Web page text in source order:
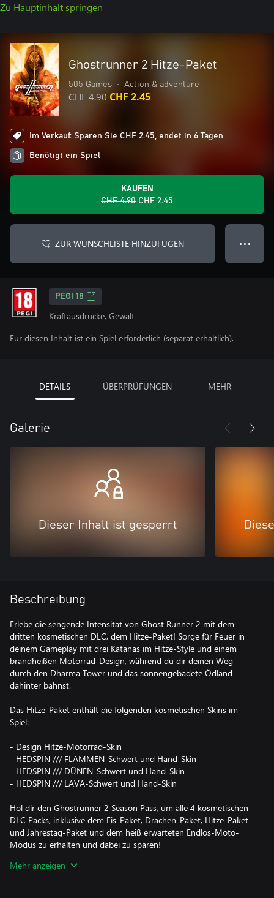
Zu Hauptinhalt springen
Ghostrunner 2 Hitze-Paket
505 Games • Action & adventure
CHF 4.90 CHF 2.45
Im Verkauf: Sparen Sie CHF 2.45, endet in 6 Tagen
Benötigt ein Spiel
KAUFEN
CHF 4.90 CHF 2.45
ZUR WUNSCHLISTE HINZUFÜGEN ● ● ●
PEGI 18
Kraftausdrücke, Gewalt
Für diesen Inhalt ist ein Spiel erforderlich (separat erhältlich).
DETAILS ÜBERPRÜFUNGEN MEHR
Galerie
Dieser Inhalt ist gesperrt
Beschreibung
Erlebe die sengende Intensität von Ghost Runner 2 mit dem
dritten kosmetischen DLC, dem Hitze-Paket! Sorge für Feuer in
deinem Gameplay mit drei Katanas im Hitze-Style und einem
brandheißen Motorrad-Design, während du dir deinen Weg
durch den Dharma Tower und das sonnengebadete Ödland
dahinter bahnst.
Das Hitze-Paket enthält die folgenden kosmetischen Skins im
Spiel:
- Design Hitze-Motorrad-Skin
- HEDSPIN /// FLAMMEN-Schwert und Hand-Skin
- HEDSPIN /// DÜNEN-Schwert und Hand-Skin
- HEDSPIN /// LAVA-Schwert und Hand-Skin
Hol dir den Ghostrunner 2 Season Pass, um alle 4 kosmetischen
DLC Packs, inklusive dem Eis-Paket, Drachen-Paket, Hitze-Paket
und Jahrestag-Paket und dem heiß erwarteten Endlos-Moto-
Modus zu erhalten und dabei zu sparen!
Blut Wird Fließen!
Mehr anzeigen